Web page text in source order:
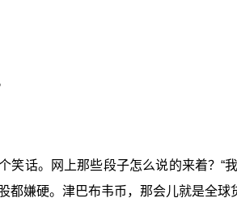
话。网上那些段子怎么说的来着？“
嫌硬。津巴布韦币，那会儿就是全球